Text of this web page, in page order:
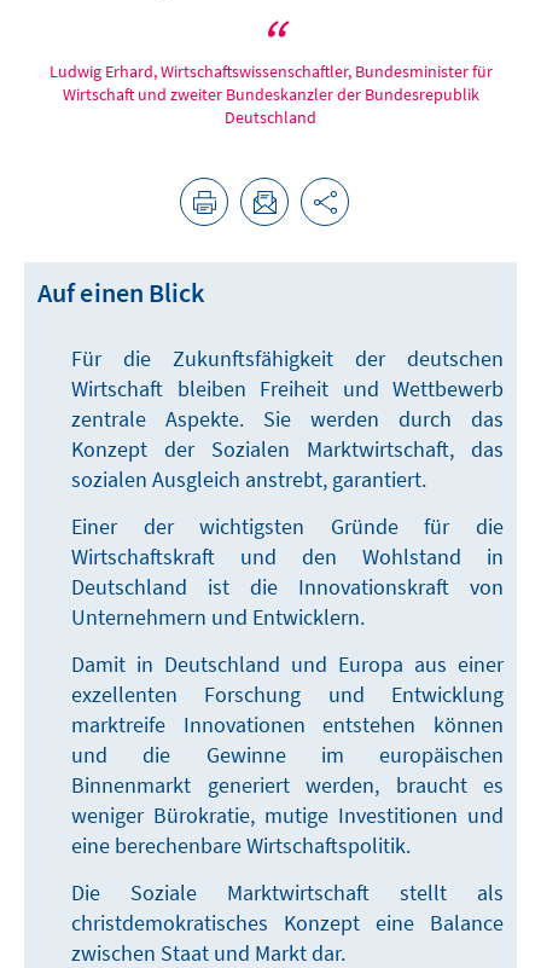
Ludwig Erhard, Wirtschaftswissenschaftler, Bundesminister für
Wirtschaft und zweiter Bundeskanzler der Bundesrepublik
Deutschland
Auf einen Blick
Für die Zukunftsfähigkeit der deutschen
Wirtschaft bleiben Freiheit und Wettbewerb
zentrale Aspekte. Sie werden durch das
Konzept der Sozialen Marktwirtschaft, das
sozialen Ausgleich anstrebt, garantiert.
Einer der wichtigsten Gründe für die
Wirtschaftskraft und den Wohlstand in
Deutschland ist die Innovationskraft von
Unternehmern und Entwicklern.
Damit in Deutschland und Europa aus einer
exzellenten Forschung und Entwicklung
marktreife Innovationen entstehen können
und die Gewinne im europäischen
Binnenmarkt generiert werden, braucht es
weniger Bürokratie, mutige Investitionen und
eine berechenbare Wirtschaftspolitik.
Die Soziale Marktwirtschaft stellt als
christdemokratisches Konzept eine Balance
zwischen Staat und Markt dar.